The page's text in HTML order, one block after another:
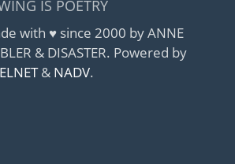
IS POETRY
with ♥ since 2000 by ANNE
& DISASTER. Powered by
& NADV.